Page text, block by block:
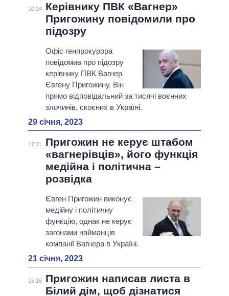
10:24
Керівнику ПВК «Вагнер»
Пригожину повідомили про
підозру
Офіс генпрокурора
повідомив про підозру
керівнику ПВК Вагнер
Євгену Пригожину. Він
прямо відповідальний за тисячі воєнних
злочинів, скоєних в Україні.
29 січня, 2023
17:11
Пригожин не керує штабом
«вагнерівців», його функція
медійна і політична –
розвідка
Євген Пригожин виконує
медійну і політичну
функцію, однак не керує
загонами найманців
компанії Вагнера в Україні.
21 січня, 2023
15:18
Пригожин написав листа в
Білий дім, щоб дізнатися